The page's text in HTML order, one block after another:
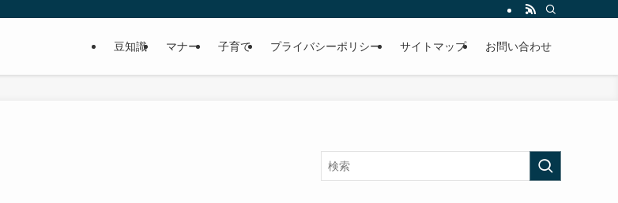
豆知識 マナー 子育て プライバシーポリシー サイトマップ お問い合わせ